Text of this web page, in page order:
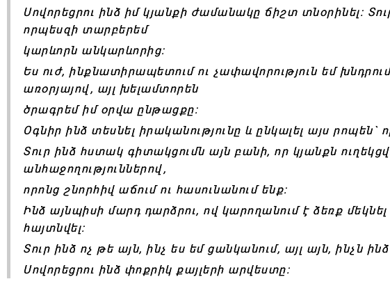
Սովորեցրու ինձ իմ կյանքի ժամանակը ճիշտ տնօրինել։
որպեսզի տարբերեմ
կարևորն անկարևորից:
Ես ուժ, ինքնատիրապետում ու չափավորություն եմ
առօրյայով, այլ խելամտորեն
ծրագրեմ իմ օրվա ընթացքը:
Օգնիր ինձ տեսնել իրականությունը և ընկալել այս
Տուր ինձ հստակ գիտակցումն այն բանի, որ կյանքն
անհաջողություններով,
որոնց շնորհիվ աճում ու հասունանում ենք:
Ինձ այնպիսի մարդ դարձրու, ով կարողանում է ձեռք
հայտնվել։
Տուր ինձ ոչ թե այն, ինչ ես եմ ցանկանում, այլ այն, ինչն
Սովորեցրու ինձ փոքրիկ քայլերի արվեստը։